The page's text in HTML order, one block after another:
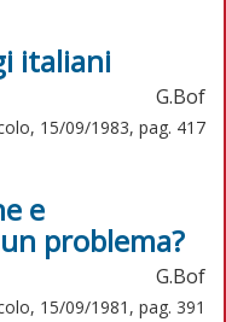
italiani
G.Bof
15/09/1983, pag. 417
e
problema?
G.Bof
15/09/1981, pag. 391